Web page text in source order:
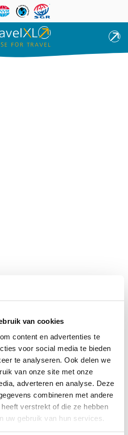
van cookies
content en advertenties te
voor social media te bieden
te analyseren. Ook delen we
van onze site met onze
adverteren en analyse. Deze
combineren met andere
verstrekt of die ze hebben
uw gebruik van hun services.
Overslaan en naar de inhoud
Nederland en België staan wij
mobiele reisadviseurs van
website altijd voor uw vakantie
advies • Maatwerk •